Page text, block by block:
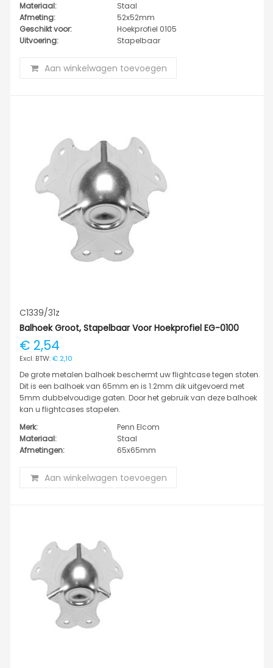
Materiaal:
Staal
Afmeting:
52x52mm
Geschikt voor:
Hoekprofiel 0105
Uitvoering:
Stapelbaar
Aan winkelwagen toevoegen
C1339/31z
Balhoek Groot, Stapelbaar Voor Hoekprofiel EG-0100
€ 2,54
€ 2,10
De grote metalen balhoek beschermt uw flightcase tegen stoten.
Dit is een balhoek van 65mm en is 1.2mm dik uitgevoerd met
5mm dubbelvoudige gaten. Door het gebruik van deze balhoek
kan u flightcases stapelen.
Merk:
Penn Elcom
Materiaal:
Staal
Afmetingen:
65x65mm
Aan winkelwagen toevoegen